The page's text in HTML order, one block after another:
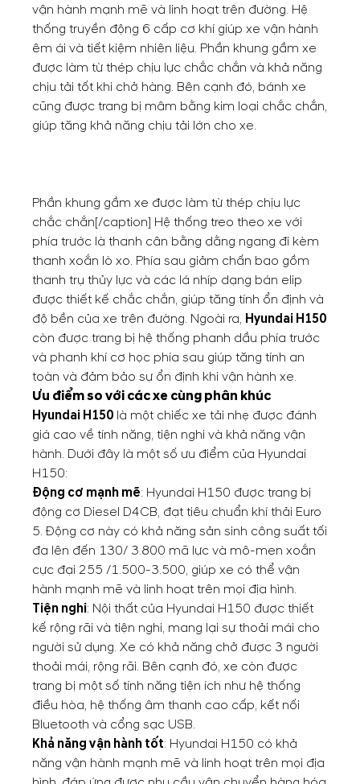
vận hành mạnh mẽ và linh hoạt trên đường. Hệ
thống truyền động 6 cấp cơ khí giúp xe vận hành
êm ái và tiết kiệm nhiên liệu. Phần khung gầm xe
được làm từ thép chịu lực chắc chắn và khả năng
chịu tải tốt khi chở hàng. Bên cạnh đó, bánh xe
cũng được trang bị mâm bằng kim loại chắc chắn,
giúp tăng khả năng chịu tải lớn cho xe.
Phần khung gầm xe được làm từ thép chịu lực
chắc chắn[/caption] Hệ thống treo theo xe với
phía trước là thanh cân bằng dằng ngang đi kèm
thanh xoắn lò xo. Phía sau giảm chấn bao gồm
thanh trụ thủy lực và các lá nhíp dạng bán elip
được thiết kế chắc chắn, giúp tăng tính ổn định và
độ bền của xe trên đường. Ngoài ra, Hyundai H150
còn được trang bị hệ thống phanh dầu phía trước
và phanh khí cơ học phía sau giúp tăng tính an
toàn và đảm bảo sự ổn định khi vận hành xe.
Ưu điểm so với các xe cùng phân khúc
Hyundai H150 là một chiếc xe tải nhẹ được đánh
giá cao về tính năng, tiện nghi và khả năng vận
hành. Dưới đây là một số ưu điểm của Hyundai
H150:
Động cơ mạnh mẽ: Hyundai H150 được trang bị
động cơ Diesel D4CB, đạt tiêu chuẩn khí thải Euro
5. Động cơ này có khả năng sản sinh công suất tối
đa lên đến 130/ 3.800 mã lực và mô-men xoắn
cực đại 255 /1.500-3.500, giúp xe có thể vận
hành mạnh mẽ và linh hoạt trên mọi địa hình.
Tiện nghi: Nội thất của Hyundai H150 được thiết
kế rộng rãi và tiện nghi, mang lại sự thoải mái cho
người sử dụng. Xe có khả năng chở được 3 người
thoải mái, rộng rãi. Bên cạnh đó, xe còn được
trang bị một số tính năng tiện ích như hệ thống
điều hòa, hệ thống âm thanh cao cấp, kết nối
Bluetooth và cổng sạc USB.
Khả năng vận hành tốt: Hyundai H150 có khả
năng vận hành mạnh mẽ và linh hoạt trên mọi địa